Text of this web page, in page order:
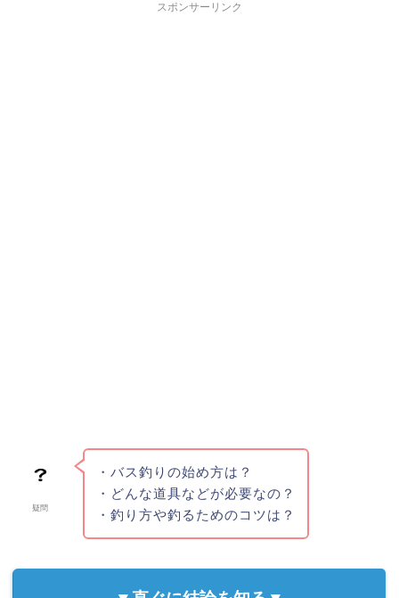
スポンサーリンク
疑問
・バス釣りの始め方は？
・どんな道具などが必要なの？
・釣り方や釣るためのコツは？